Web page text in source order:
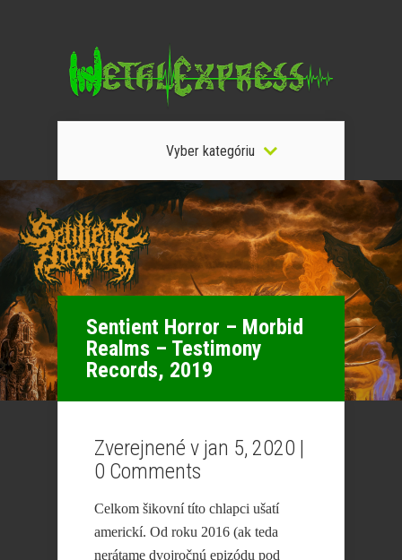
Vyber kategóriu
Sentient Horror – Morbid
Realms – Testimony
Records, 2019
Zverejnené v jan 5, 2020 |
0 Comments
Celkom šikovní títo chlapci ušatí
americkí. Od roku 2016 (ak teda
nerátame dvojročnú epizódu pod